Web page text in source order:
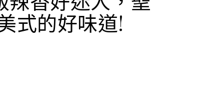
式的好味道!